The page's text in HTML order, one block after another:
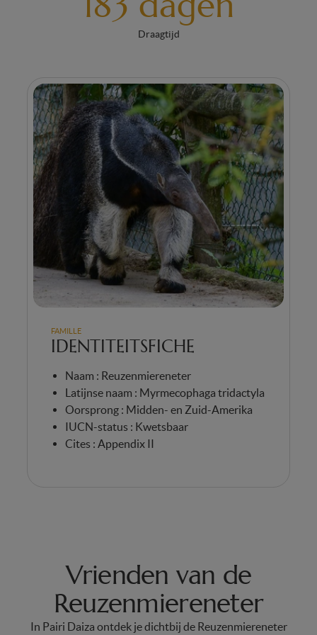
Draagtijd
FAMILLE
IDENTITEITSFICHE
Naam : Reuzenmiereneter
Latijnse naam : Myrmecophaga tridactyla
Oorsprong : Midden- en Zuid-Amerika
IUCN-status : Kwetsbaar
Cites : Appendix II
Vrienden van de
Reuzenmiereneter
In Pairi Daiza ontdek je dichtbij de Reuzenmiereneter